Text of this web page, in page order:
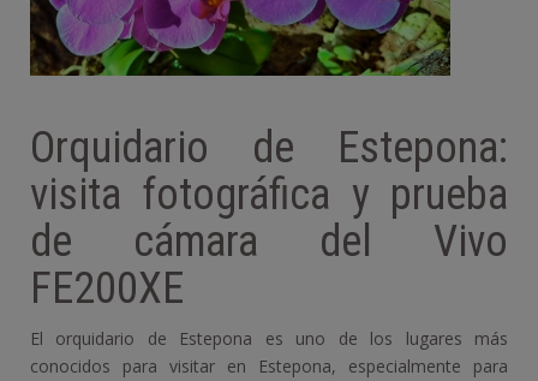
Orquidario de Estepona:
visita fotográfica y prueba
de cámara del Vivo
FE200XE
El orquidario de Estepona es uno de los lugares más
conocidos para visitar en Estepona, especialmente para